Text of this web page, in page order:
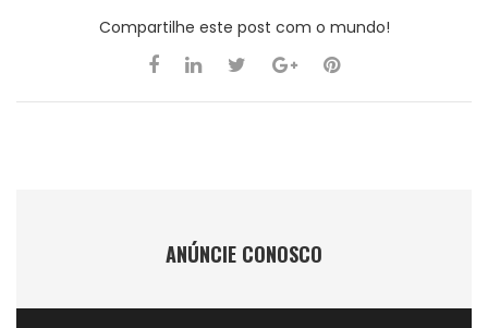
Compartilhe este post com o mundo!
ANÚNCIE CONOSCO